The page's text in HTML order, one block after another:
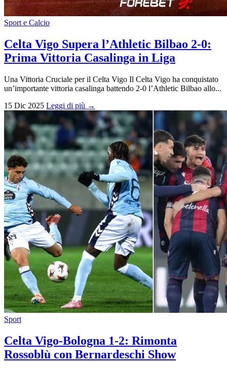
Sport e Calcio
Celta Vigo Supera l’Athletic Bilbao 2-0:
Prima Vittoria Casalinga in Liga
Una Vittoria Cruciale per il Celta Vigo Il Celta Vigo ha conquistato
un’importante vittoria casalinga battendo 2-0 l’Athletic Bilbao allo...
15 Dic 2025 Leggi di più →
Sport
Celta Vigo-Bologna 1-2: Rimonta
Rossoblù con Bernardeschi Show